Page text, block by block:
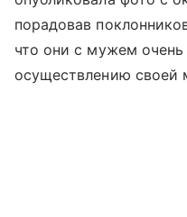
порадовав
что они с мужем
осуществлению своей